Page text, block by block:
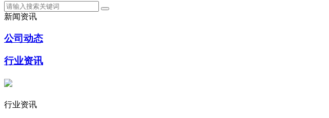
新闻资讯
公司动态
行业资讯
行业资讯